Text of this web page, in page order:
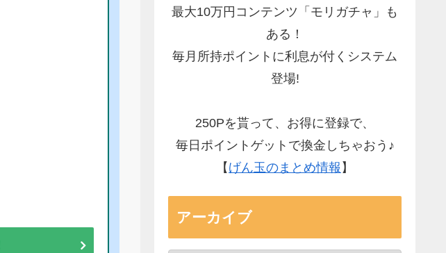
最大10万円コンテンツ「モリガチャ」も
ある！
毎月所持ポイントに利息が付くシステム
登場!
250Pを貰って、お得に登録で、
毎日ポイントゲットで換金しちゃおう♪
【 げん玉のまとめ情報 】
アーカイブ